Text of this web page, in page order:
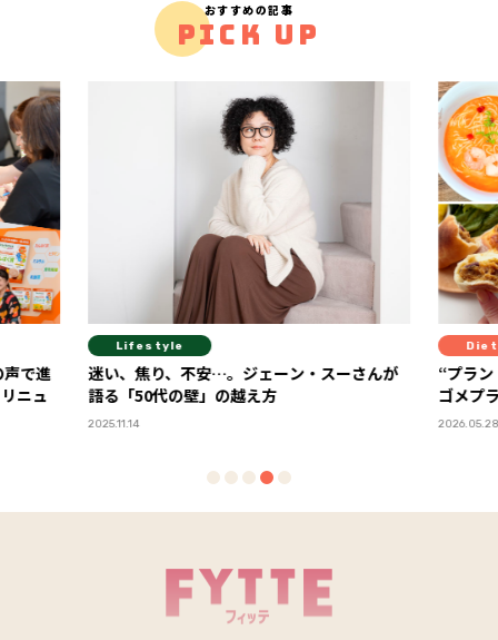
おすすめの記事
PICK UP
んが
Diet
“プラントベースって実際どう？”を体験！ カ
ゴメプラントベース部レポート
2026.05.28
スーパ
教え